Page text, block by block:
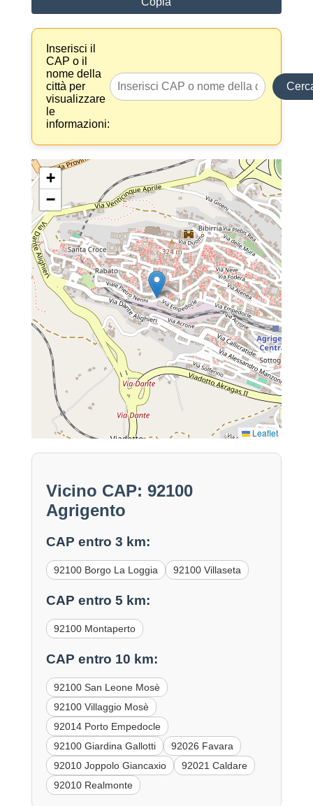
Inserisci il
CAP o il
nome della
città per
visualizzare
le
informazioni:
+
−
Leaflet
Vicino CAP: 92100
Agrigento
CAP entro 3 km:
92100 Borgo La Loggia 92100 Villaseta
CAP entro 5 km:
92100 Montaperto
CAP entro 10 km:
92100 San Leone Mosè
92100 Villaggio Mosè
92014 Porto Empedocle
92100 Giardina Gallotti
92026 Favara
92010 Joppolo Giancaxio
92021 Caldare
92010 Realmonte